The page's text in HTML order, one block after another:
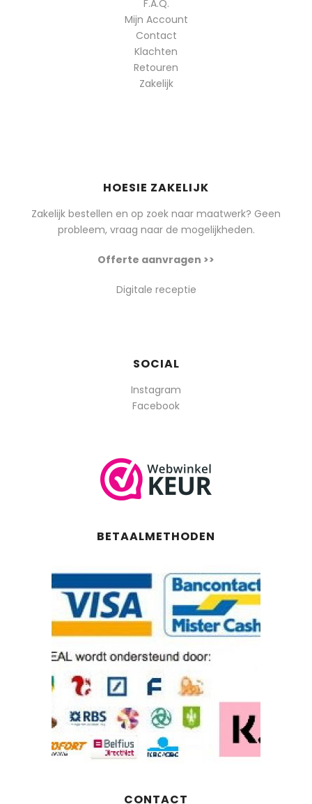
F.A.Q.
Mijn Account
Contact
Klachten
Retouren
Zakelijk
HOESIE ZAKELIJK
Zakelijk bestellen en op zoek naar maatwerk? Geen
probleem, vraag naar de mogelijkheden.
Offerte aanvragen >>
Digitale receptie
SOCIAL
Instagram
Facebook
BETAALMETHODEN
CONTACT